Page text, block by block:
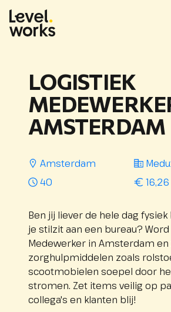
Homepage
LOGISTIEK
AMSTERDAM
Amsterdam
40
Ben jij liever de hele dag
je stilzit aan een bureau?
Medewerker in Amsterdam
zorghulpmiddelen zoals
scootmobielen soepel door
stromen. Zet items veilig op
collega's en klanten blij!